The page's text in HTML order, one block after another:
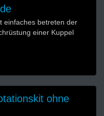
einfaches betreten der
einer Kuppel
ohne